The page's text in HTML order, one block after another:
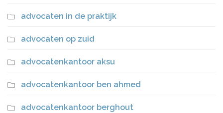
advocaten in de praktijk
advocaten op zuid
advocatenkantoor aksu
advocatenkantoor ben ahmed
advocatenkantoor berghout